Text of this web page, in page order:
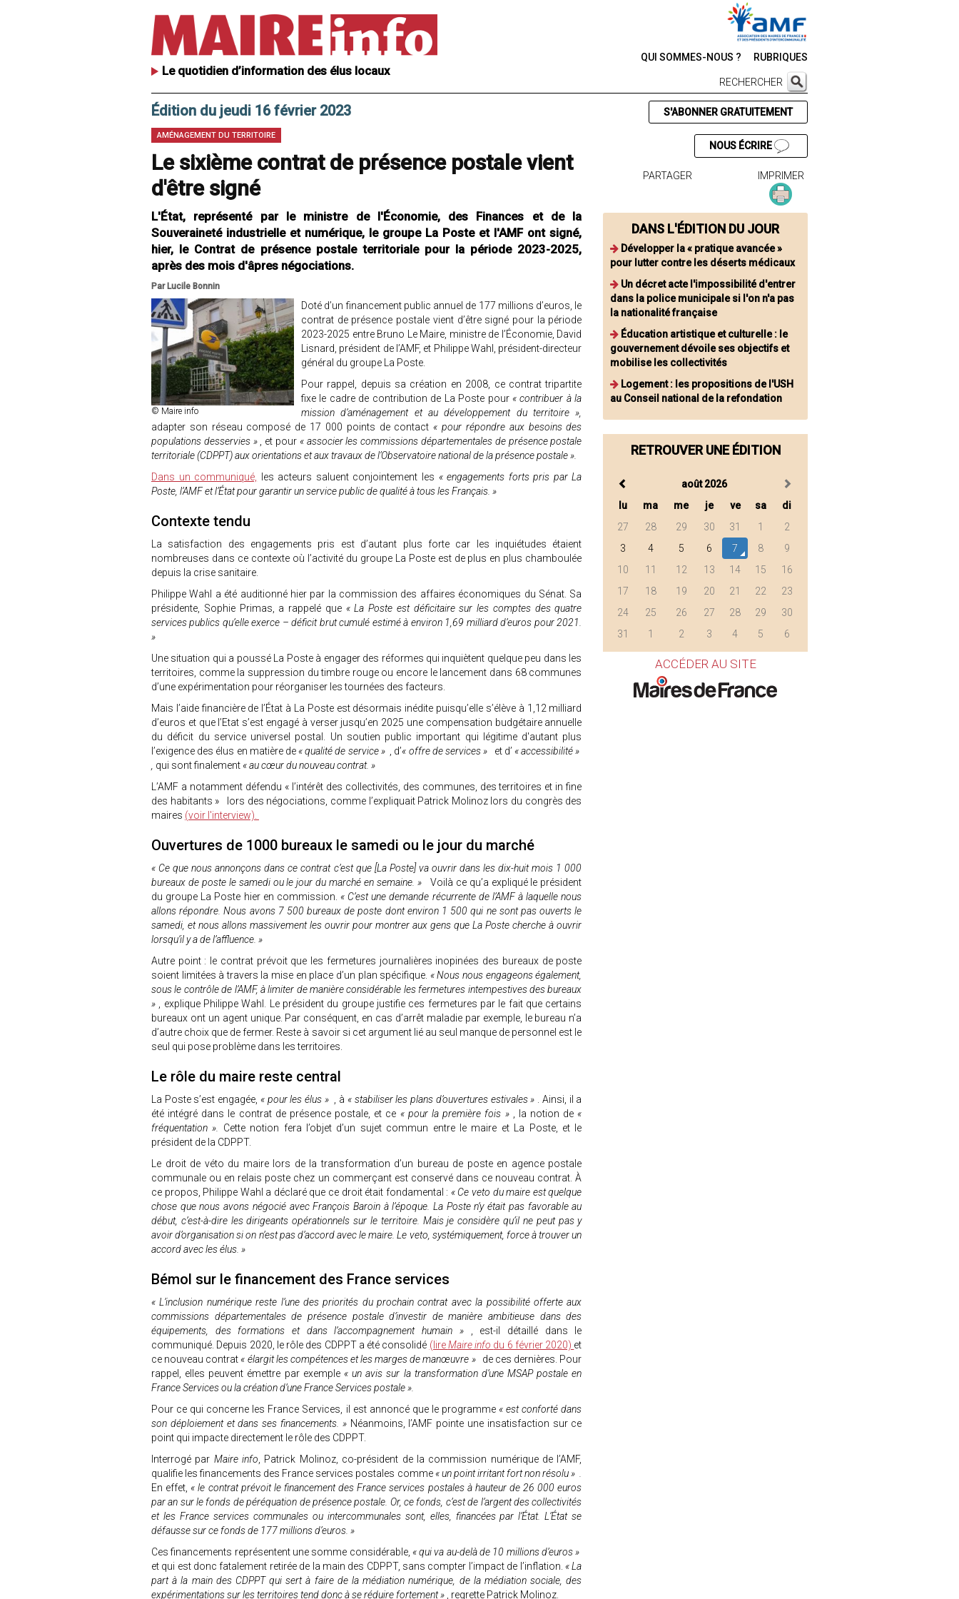
Le quotidien d’information des élus locaux
QUI SOMMES-NOUS ? RUBRIQUES
RECHERCHER
Édition du jeudi 16 février 2023
AMÉNAGEMENT DU TERRITOIRE
Le sixième contrat de présence postale vient
d'être signé
L'État, représenté par le ministre de l'Économie, des Finances et de la
Souveraineté industrielle et numérique, le groupe La Poste et l'AMF ont signé,
hier, le Contrat de présence postale territoriale pour la période 2023-2025,
après des mois d'âpres négociations.
Par Lucile Bonnin
© Maire info
Doté d’un financement public annuel de 177 millions d’euros, le
contrat de présence postale vient d’être signé pour la période
2023-2025 entre Bruno Le Maire, ministre de l’Économie, David
Lisnard, président de l’AMF, et Philippe Wahl, président-directeur
général du groupe La Poste.
Pour rappel, depuis sa création en 2008, ce contrat tripartite
fixe le cadre de contribution de La Poste pour « contribuer à la
mission d’aménagement et au développement du territoire »,
adapter son réseau composé de 17 000 points de contact « pour répondre aux besoins des
populations desservies »
, et pour « associer les commissions départementales de présence postale
territoriale (CDPPT) aux orientations et aux travaux de l’Observatoire national de la présence postale ».
Dans un communiqué,
les acteurs saluent conjointement les « engagements forts pris par La
Poste, l’AMF et l’État pour garantir un service public de qualité à tous les Français. »
Contexte tendu
La satisfaction des engagements pris est d’autant plus forte car les inquiétudes étaient
nombreuses dans ce contexte où l’activité du groupe La Poste est de plus en plus chamboulée
depuis la crise sanitaire.
Philippe Wahl a été auditionné hier par la commission des affaires économiques du Sénat. Sa
présidente, Sophie Primas, a rappelé que « La Poste est déficitaire sur les comptes des quatre
services publics qu’elle exerce – déficit brut cumulé estimé à environ 1,69 milliard d’euros pour 2021.
»
Une situation qui a poussé La Poste à engager des réformes qui inquiètent quelque peu dans les
territoires, comme la suppression du timbre rouge ou encore le lancement dans 68 communes
d’une expérimentation pour réorganiser les tournées des facteurs.
Mais l’aide financière de l’État à La Poste est désormais inédite puisqu’elle s’élève à 1,12 milliard
d’euros et que l’Etat s’est engagé à verser jusqu’en 2025 une compensation budgétaire annuelle
du déficit du service universel postal. Un soutien public important qui légitime d'autant plus
l’exigence des élus en matière de« qualité de service » , d’« offre de services » et d’ « accessibilité »
qui sont finalement « au cœur du nouveau contrat. »
L’AMF a notamment défendu « l’intérêt des collectivités, des communes, des territoires et in fine
des habitants » lors des négociations, comme l’expliquait Patrick Molinoz lors du congrès des
maires (voir l'interview).
Ouvertures de 1000 bureaux le samedi ou le jour du marché
« Ce que nous annonçons dans ce contrat c’est que [La Poste] va ouvrir dans les dix-huit mois 1 000
bureaux de poste le samedi ou le jour du marché en semaine. »
Voilà ce qu’a expliqué le président
du groupe La Poste hier en commission. « C’est une demande récurrente de l’AMF à laquelle nous
allons répondre. Nous avons 7 500 bureaux de poste dont environ 1 500 qui ne sont pas ouverts le
samedi, et nous allons massivement les ouvrir pour montrer aux gens que La Poste cherche à ouvrir
lorsqu’il y a de l’affluence. »
Autre point : le contrat prévoit que les fermetures journalières inopinées des bureaux de poste
soient limitées à travers la mise en place d’un plan spécifique. « Nous nous engageons également,
sous le contrôle de l’AMF, à limiter de manière considérable les fermetures intempestives des bureaux
»
, explique Philippe Wahl. Le président du groupe justifie ces fermetures par le fait que certains
bureaux ont un agent unique. Par conséquent, en cas d’arrêt maladie par exemple, le bureau n’a
d’autre choix que de fermer. Reste à savoir si cet argument lié au seul manque de personnel est le
seul qui pose problème dans les territoires.
Le rôle du maire reste central
La Poste s’est engagée, « pour les élus » , à « stabiliser les plans d’ouvertures estivales »
. Ainsi, il a
été intégré dans le contrat de présence postale, et ce « pour la première fois » , la notion de «
fréquentation ».
Cette notion fera l’objet d’un sujet commun entre le maire et La Poste, et le
président de la CDPPT.
Le droit de véto du maire lors de la transformation d’un bureau de poste en agence postale
communale ou en relais poste chez un commerçant est conservé dans ce nouveau contrat. À
ce propos, Philippe Wahl a déclaré que ce droit était fondamental : « Ce veto du maire est quelque
chose que nous avons négocié avec François Baroin à l’époque. La Poste n’y était pas favorable au
début, c’est-à-dire les dirigeants opérationnels sur le territoire. Mais je considère qu’il ne peut pas y
avoir d’organisation si on n’est pas d’accord avec le maire. Le veto, systémiquement, force à trouver un
accord avec les élus. »
Bémol sur le financement des France services
« L’inclusion numérique reste l’une des priorités du prochain contrat avec la possibilité offerte aux
commissions départementales de présence postale d’investir de manière ambitieuse dans des
équipements, des formations et dans l’accompagnement humain »
, est-il détaillé dans le
communiqué. Depuis 2020, le rôle des CDPPT a été consolidé (lireMaire info du 6 février 2020) et
ce nouveau contrat « élargit les compétences et les marges de manœuvre »
de ces dernières. Pour
rappel, elles peuvent émettre par exemple « un avis sur la transformation d’une MSAP postale en
France Services ou la création d’une France Services postale ».
Pour ce qui concerne les France Services, il est annoncé que le programme « est conforté dans
son déploiement et dans ses financements. » Néanmoins, l’AMF pointe une insatisfaction sur ce
point qui impacte directement le rôle des CDPPT.
Interrogé par Maire info , Patrick Molinoz, co-président de la commission numérique de l’AMF,
qualifie les financements des France services postales comme « un point irritant fort non résolu » .
En effet, « le contrat prévoit le financement des France services postales à hauteur de 26 000 euros
par an sur le fonds de péréquation de présence postale. Or, ce fonds, c’est de l’argent des collectivités
et les France services communales ou intercommunales sont, elles, financées par l’État. L’État se
défausse sur ce fonds de 177 millions d’euros. »
Ces financements représentent une somme considérable, « qui va au-delà de 10 millions d’euros »
et qui est donc fatalement retirée de la main des CDPPT, sans compter l’impact de l’inflation. « La
part à la main des CDPPT qui sert à faire de la médiation numérique, de la médiation sociale, des
expérimentations sur les territoires tend donc à se réduire fortement »
, regrette Patrick Molinoz.
S'ABONNER GRATUITEMENT
NOUS ÉCRIRE
PARTAGER IMPRIMER
DANS L'ÉDITION DU JOUR
Développer la « pratique avancée »
pour lutter contre les déserts médicaux
Un décret acte l'impossibilité d'entrer
dans la police municipale si l'on n'a pas
la nationalité française
Éducation artistique et culturelle : le
gouvernement dévoile ses objectifs et
mobilise les collectivités
Logement : les propositions de l'USH
au Conseil national de la refondation
RETROUVER UNE ÉDITION
août 2026
lu
ma me je ve sa
di
27
28 29 30 31 1
2
3
4 5 6 7 8
9
10
11 12 13 14 15
16
17
18 19 20 21 22
23
24
25 26 27 28 29
30
31
1 2 3 4 5 6
ACCÉDER AU SITE